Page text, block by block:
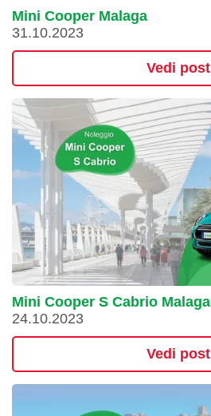
Mini Cooper Malaga
31.10.2023
Vedi post
Mini Cooper S Cabrio Malaga
24.10.2023
Vedi post